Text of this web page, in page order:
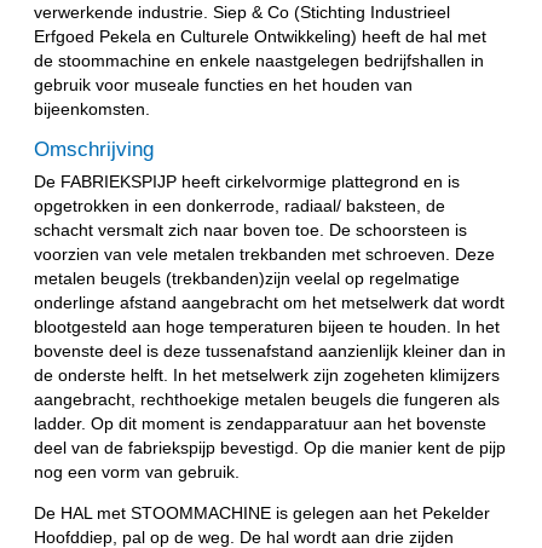
verwerkende industrie. Siep & Co (Stichting Industrieel
Erfgoed Pekela en Culturele Ontwikkeling) heeft de hal met
de stoommachine en enkele naastgelegen bedrijfshallen in
gebruik voor museale functies en het houden van
bijeenkomsten.
Omschrijving
De FABRIEKSPIJP heeft cirkelvormige plattegrond en is
opgetrokken in een donkerrode, radiaal/ baksteen, de
schacht versmalt zich naar boven toe. De schoorsteen is
voorzien van vele metalen trekbanden met schroeven. Deze
metalen beugels (trekbanden)zijn veelal op regelmatige
onderlinge afstand aangebracht om het metselwerk dat wordt
blootgesteld aan hoge temperaturen bijeen te houden. In het
bovenste deel is deze tussenafstand aanzienlijk kleiner dan in
de onderste helft. In het metselwerk zijn zogeheten klimijzers
aangebracht, rechthoekige metalen beugels die fungeren als
ladder. Op dit moment is zendapparatuur aan het bovenste
deel van de fabriekspijp bevestigd. Op die manier kent de pijp
nog een vorm van gebruik.
De HAL met STOOMMACHINE is gelegen aan het Pekelder
Hoofddiep, pal op de weg. De hal wordt aan drie zijden